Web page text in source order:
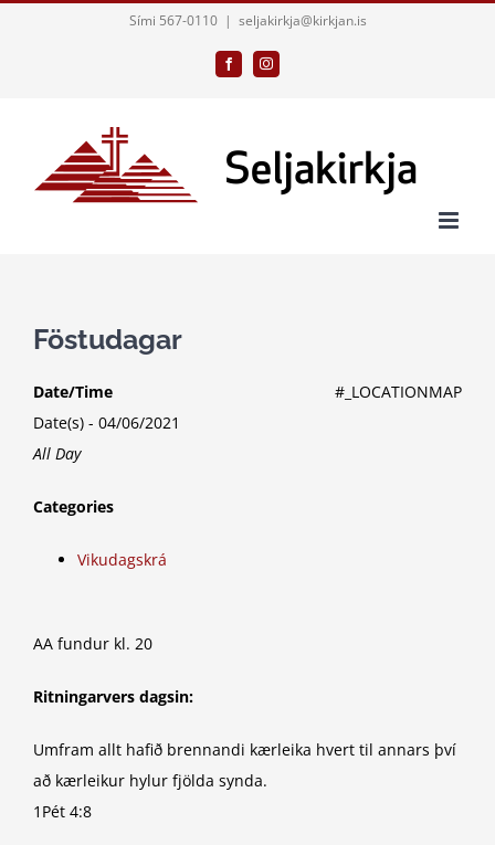
Sími 567-0110 | seljakirkja@kirkjan.is
FacebookInstagram
Föstudagar
#_LOCATIONMAP
Date/Time
Date(s) - 04/06/2021
All Day
Categories
Vikudagskrá
AA fundur kl. 20
Ritningarvers dagsin:
Umfram allt hafið brennandi kærleika hvert til annars því
að kærleikur hylur fjölda synda.
1Pét 4:8